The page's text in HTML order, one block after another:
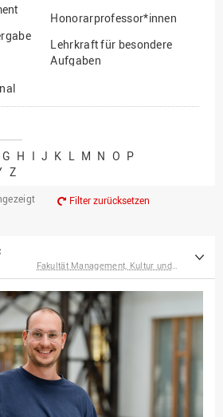
und
Honorarprofessor*innen
Lehrkraft für besondere
Aufgaben
Professor*innen im
G H I J K L M N O P
Z
Filter zurücksetzen
Fakultät Management, Kultur und Technik